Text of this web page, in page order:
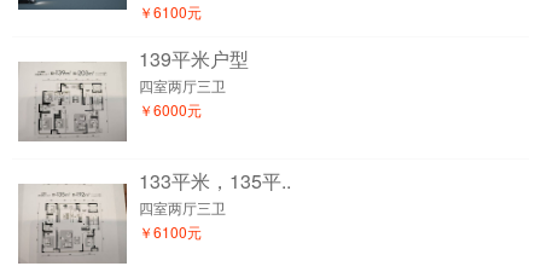
￥6100元
139平米户型
四室两厅三卫
￥6000元
133平米，135平..
四室两厅三卫
￥6100元